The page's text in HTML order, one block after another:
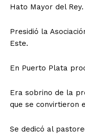
Hato Mayor del Rey.
Presidió la
Este.
En Puerto Plata
Era sobrino de la
que se convirtieron
Se dedicó al